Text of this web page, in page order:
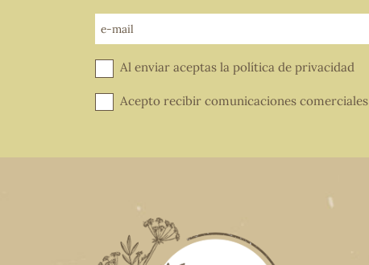
e-mail
Al enviar aceptas la política de privacidad
Acepto recibir comunicaciones comerciales